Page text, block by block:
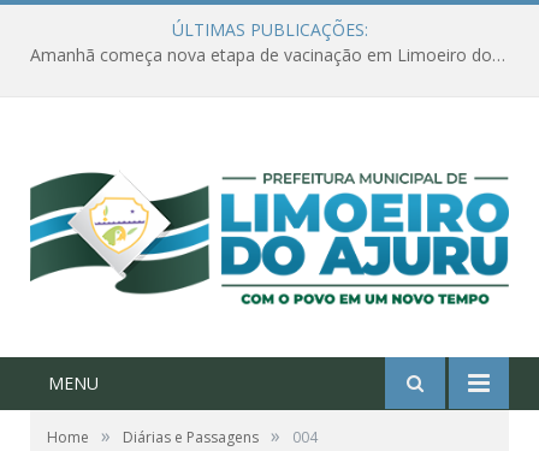
ÚLTIMAS PUBLICAÇÕES:
Amanhã começa nova etapa de vacinação em Limoeiro do Ajuru para idosos com 65 ou mais
MENU
Home » Diárias e Passagens » 004